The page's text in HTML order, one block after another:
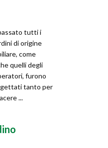
tutti i
di origine
come
quelli degli
furono
tanto per
...